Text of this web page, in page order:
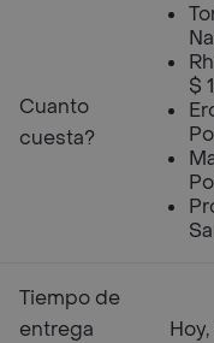
Cuanto
cuesta?
$
Tiempo de
entrega